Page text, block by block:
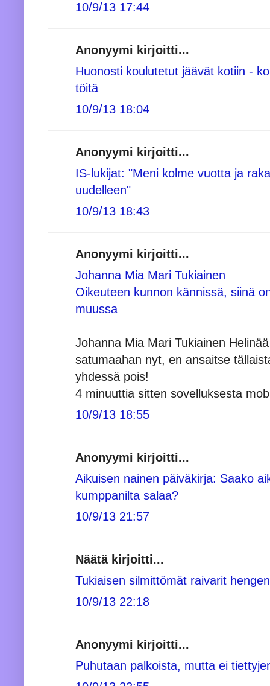
10/9/13 17:44
Anonyymi kirjoitti...
Huonosti koulutetut jäävät kotiin -
töitä
10/9/13 18:04
Anonyymi kirjoitti...
IS-lukijat: "Meni kolme vuotta ja
uudelleen"
10/9/13 18:43
Anonyymi kirjoitti...
Johanna Mia Mari Tukiainen
Oikeuteen kunnon kännissä, siinä
muussa
Johanna Mia Mari Tukiainen
satumaahan nyt, en ansaitse
yhdessä pois!
4 minuuttia sitten sovelluksesta
10/9/13 18:55
Anonyymi kirjoitti...
Aikuisen nainen päiväkirja: Saako
kumppanilta salaa?
10/9/13 21:57
Näätä kirjoitti...
Tukiaisen silmittömät raivarit
10/9/13 22:18
Anonyymi kirjoitti...
Puhutaan palkoista, mutta ei